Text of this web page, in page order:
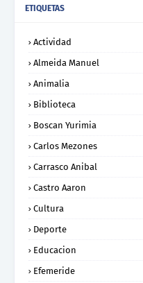
ETIQUETAS
Actividad
Almeida Manuel
Animalia
Biblioteca
Boscan Yurimia
Carlos Mezones
Carrasco Anibal
Castro Aaron
Cultura
Deporte
Educacion
Efemeride